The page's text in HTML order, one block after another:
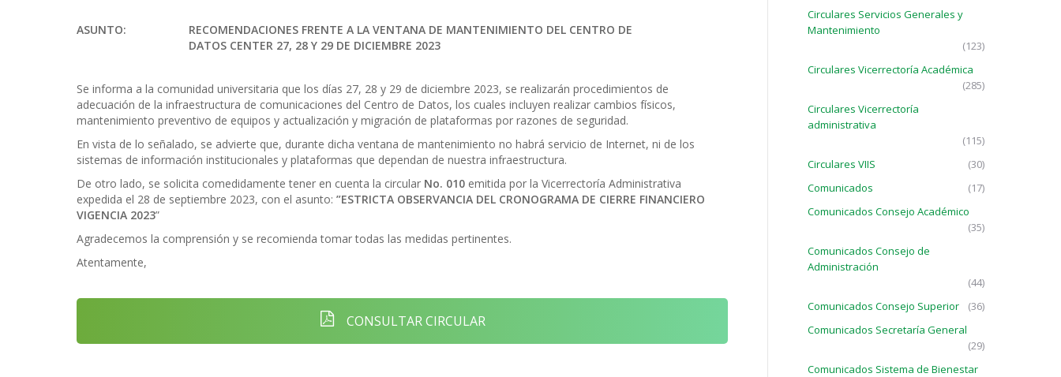
ASUNTO:
RECOMENDACIONES FRENTE A LA VENTANA DE MANTENIMIENTO DEL CENTRO DE
DATOS CENTER 27, 28 Y 29 DE DICIEMBRE 2023
Se informa a la comunidad universitaria que los días 27, 28 y 29 de diciembre 2023, se realizarán procedimientos de
adecuación de la infraestructura de comunicaciones del Centro de Datos, los cuales incluyen realizar cambios físicos,
mantenimiento preventivo de equipos y actualización y migración de plataformas por razones de seguridad.
En vista de lo señalado, se advierte que, durante dicha ventana de mantenimiento no habrá servicio de Internet, ni de los
sistemas de información institucionales y plataformas que dependan de nuestra infraestructura.
De otro lado, se solicita comedidamente tener en cuenta la circular No. 010 emitida por la Vicerrectoría Administrativa
expedida el 28 de septiembre 2023, con el asunto: ”ESTRICTA OBSERVANCIA DEL CRONOGRAMA DE CIERRE FINANCIERO
VIGENCIA 2023”
Agradecemos la comprensión y se recomienda tomar todas las medidas pertinentes.
Atentamente,
CONSULTAR CIRCULAR
Circulares Servicios Generales y
Mantenimiento
(123)
Circulares Vicerrectoría Académica
(285)
Circulares Vicerrectoría
administrativa
(115)
Circulares VIIS
(30)
Comunicados
(17)
Comunicados Consejo Académico
(35)
Comunicados Consejo de
Administración
(44)
Comunicados Consejo Superior
(36)
Comunicados Secretaría General
(29)
Comunicados Sistema de Bienestar